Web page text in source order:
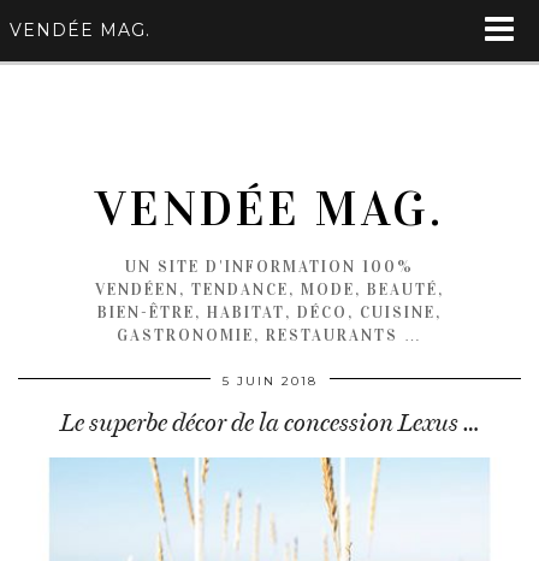
VENDÉE MAG.
VENDÉE MAG.
UN SITE D'INFORMATION 100%
VENDÉEN, TENDANCE, MODE, BEAUTÉ,
BIEN-ÊTRE, HABITAT, DÉCO, CUISINE,
GASTRONOMIE, RESTAURANTS …
5 JUIN 2018
Le superbe décor de la concession Lexus …